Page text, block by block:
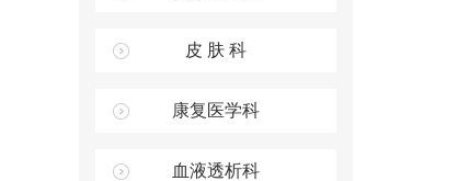
皮 肤 科
康复医学科
血液透析科